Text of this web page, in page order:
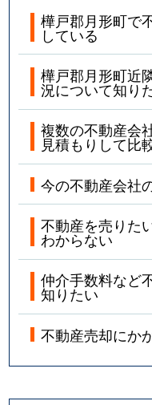
樺戸郡月形町で
している
樺戸郡月形町近
況について知り
複数の不動産会
見積もりして比
今の不動産会社
不動産を売りた
わからない
仲介手数料など
知りたい
不動産売却にか